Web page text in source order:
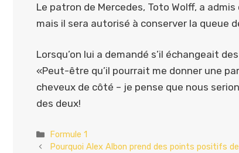
Le patron de Mercedes, Toto Wolff, a
mais il sera autorisé à conserver la queue
Lorsqu’on lui a demandé s’il échangeait
«Peut-être qu’il pourrait me donner une
cheveux de côté – je pense que nous
des deux!
Catégories
Formule 1
Pourquoi Alex Albon prend des points positifs